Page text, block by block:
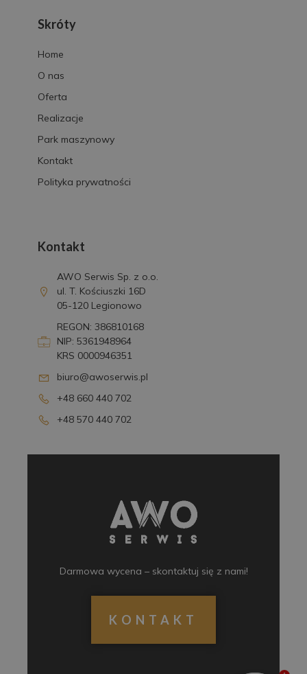
Skróty
Home
O nas
Oferta
Realizacje
Park maszynowy
Kontakt
Polityka prywatności
Kontakt
AWO Serwis Sp. z o.o.
ul. T. Kościuszki 16D
05-120 Legionowo
REGON: 386810168
NIP: 5361948964
KRS 0000946351
biuro@awoserwis.pl
+48 660 440 702
+48 570 440 702
Darmowa wycena – skontaktuj się z nami!
KONTAKT